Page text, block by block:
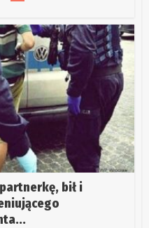
bił i